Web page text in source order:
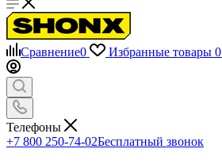
Сравнение0 Избранные товары 0
Телефоны
+7 800 250-74-02Бесплатный звонок